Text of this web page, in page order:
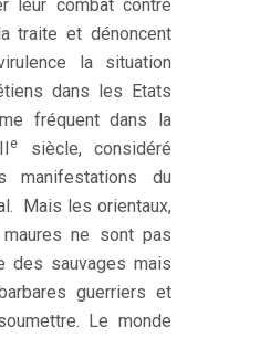
leur combat contre
traite et dénoncent
la situation
dans les Etats
fréquent dans la
e
siècle, considéré
manifestations du
Mais les orientaux,
ne sont pas
des sauvages mais
guerriers et
Le monde